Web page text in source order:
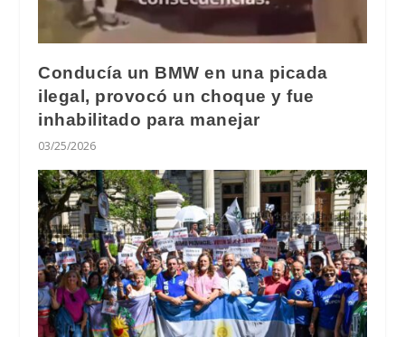
Conducía un BMW en una picada
ilegal, provocó un choque y fue
inhabilitado para manejar
03/25/2026